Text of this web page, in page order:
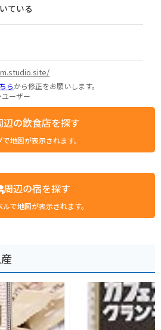
ている
らから修正をお願いします。
ーザー
辺の飲食店を探す
地図が表示されます。
周辺の宿を探す
で地図が表示されます。